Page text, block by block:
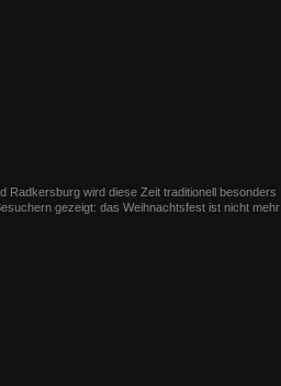
Radkersburg wird diese Zeit traditionell besonders
gezeigt: das Weihnachtsfest ist nicht mehr